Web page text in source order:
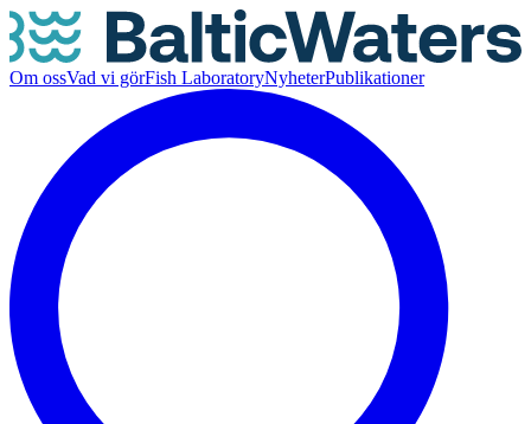
Om ossVad vi görFish LaboratoryNyheterPublikationer